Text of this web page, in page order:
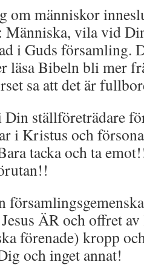
om människor
vila vid
i Guds församling.
läsa Bibeln bli mer
sa att det är
ställföreträdare
i Kristus och
tacka och ta
ÄR och offret
förenade) kropp
och inget annat!